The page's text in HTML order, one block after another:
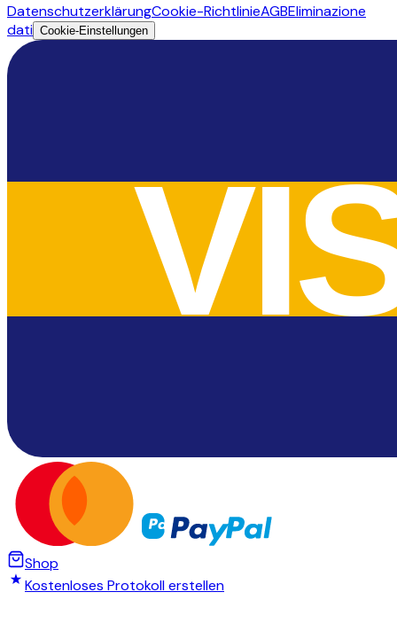
DatenschutzerklärungCookie-RichtlinieAGBEliminazione
dati Cookie-Einstellungen
Shop
Kostenloses Protokoll erstellen